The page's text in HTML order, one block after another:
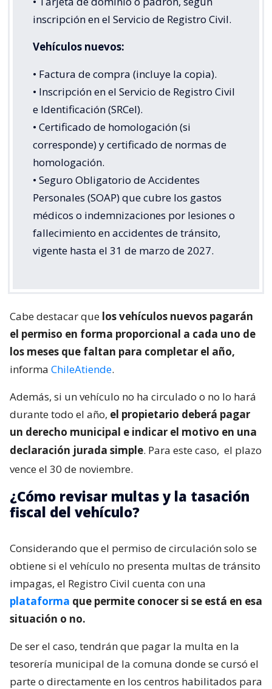
inscripción en el Servicio de Registro Civil.
Vehículos nuevos:
• Factura de compra (incluye la copia).
• Inscripción en el Servicio de Registro Civil
e Identificación (SRCeI).
• Certificado de homologación (si
corresponde) y certificado de normas de
homologación.
• Seguro Obligatorio de Accidentes
Personales (SOAP) que cubre los gastos
médicos o indemnizaciones por lesiones o
fallecimiento en accidentes de tránsito,
vigente hasta el 31 de marzo de 2027.
Cabe destacar que los vehículos nuevos pagarán
el permiso en forma proporcional a cada uno de
los meses que faltan para completar el año,
informa ChileAtiende.
Además, si un vehículo no ha circulado o no lo hará
durante todo el año, el propietario deberá pagar
un derecho municipal e indicar el motivo en una
declaración jurada simple. Para este caso, el plazo
vence el 30 de noviembre.
¿Cómo revisar multas y la tasación
fiscal del vehículo?
Considerando que el permiso de circulación solo se
obtiene si el vehículo no presenta multas de tránsito
impagas, el Registro Civil cuenta con una
plataforma que permite conocer si se está en esa
situación o no.
De ser el caso, tendrán que pagar la multa en la
tesorería municipal de la comuna donde se cursó el
parte o directamente en los centros habilitados para